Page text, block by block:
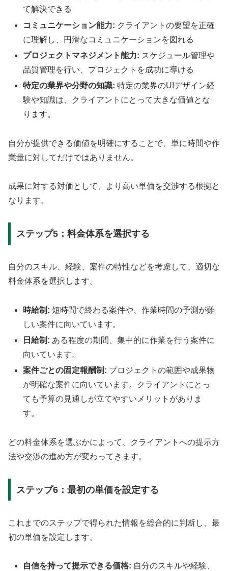
て解決できる
コミュニケーション能力: クライアントの要望を正確
に理解し、円滑なコミュニケーションを図れる
プロジェクトマネジメント能力: スケジュール管理や
品質管理を行い、プロジェクトを成功に導ける
特定の業界や分野の知識: 特定の業界のUIデザイン経
験や知識は、クライアントにとって大きな価値とな
ります。
自分が提供できる価値を明確にすることで、単に時間や作
業量に対してだけではありません。
成果に対する対価として、より高い単価を交渉する根拠と
なります。
ステップ5：料金体系を選択する
自分のスキル、経験、案件の特性などを考慮して、適切な
料金体系を選択します。
時給制: 短時間で終わる案件や、作業時間の予測が難
しい案件に向いています。
日給制: ある程度の期間、集中的に作業を行う案件に
向いています。
案件ごとの固定報酬制: プロジェクトの範囲や成果物
が明確な案件に向いています。クライアントにとっ
ても予算の見通しが立てやすいメリットがありま
す。
どの料金体系を選ぶかによって、クライアントへの提示方
法や交渉の進め方が変わってきます。
ステップ6：最初の単価を設定する
これまでのステップで得られた情報を総合的に判断し、最
初の単価を設定します。
自信を持って提示できる価格: 自分のスキルや経験、